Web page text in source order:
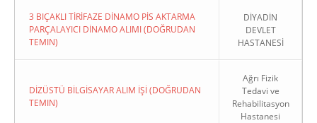
3 BIÇAKLI TİRİFAZE DİNAMO PİS AKTARMA
PARÇALAYICI DİNAMO ALIMI (DOĞRUDAN
TEMIN)
DİYADİN
DEVLET
HASTANESİ
DİZÜSTÜ BİLGİSAYAR ALIM İŞİ (DOĞRUDAN
TEMIN)
Ağrı Fizik
Tedavi ve
Rehabilitasyon
Hastanesi